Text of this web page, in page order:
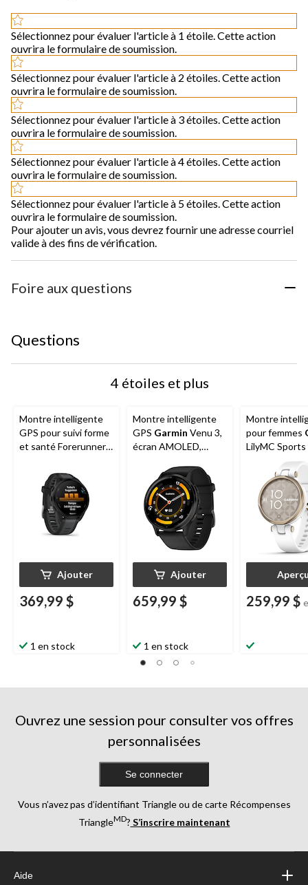
Sélectionnez pour évaluer l'article à 1 étoile. Cette action
ouvrira le formulaire de soumission.
Sélectionnez pour évaluer l'article à 2 étoiles. Cette action
ouvrira le formulaire de soumission.
Sélectionnez pour évaluer l'article à 3 étoiles. Cette action
ouvrira le formulaire de soumission.
Sélectionnez pour évaluer l'article à 4 étoiles. Cette action
ouvrira le formulaire de soumission.
Sélectionnez pour évaluer l'article à 5 étoiles. Cette action
ouvrira le formulaire de soumission.
Pour ajouter un avis, vous devrez fournir une adresse courriel
valide à des fins de vérification.
Foire aux questions
Questions
4 étoiles et plus
Montre intelligente
GPS pour suivi forme
et santé Forerunner
AMOLED,
noir/ardoise
Ajouter
369,99 $
1 en stock
Montre intelligente
GPS Garmin Venu 3,
écran AMOLED,
de santé et de mise
en forme, noir
Ajouter
659,99 $
1 en stock
Montre
pour femmes
LilyMC Sports
259,99 $
Ouvrez une session pour consulter vos offres
personnalisées
Se connecter
Vous n’avez pas d’identifiant Triangle ou de carte Récompenses
TriangleMD? S’inscrire maintenant
Aide